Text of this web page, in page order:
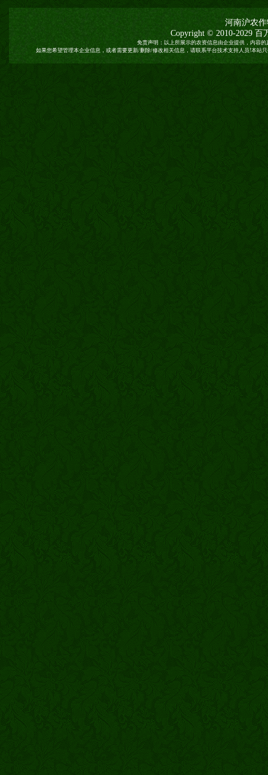
河南沪农
Copyright © 2010-2029 百
免责声明：以上所展示的农资信息由企业提供，内容
如果您希望管理本企业信息，或者需要更新/删除/修改相关信息，请联系平台技术支持人员!本站